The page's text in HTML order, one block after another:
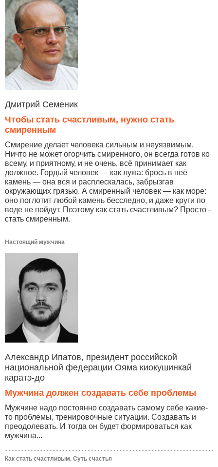
Дмитрий Семеник
Чтобы стать счастливым, нужно стать
смиренным
Смирение делает человека сильным и неуязвимым.
Ничто не может огорчить смиренного, он всегда готов ко
всему, и приятному, и не очень, всё принимает как
должное. Гордый человек — как лужа: брось в неё
камень — она вся и расплескалась, забрызгав
окружающих грязью. А смиренный человек — как море:
оно поглотит любой камень бесследно, и даже круги по
воде не пойдут. Поэтому как стать счастливым? Просто -
стать смиренным.
Настоящий мужчина
Александр Ипатов, президент российской
национальной федерации Ояма киокушинкай
каратэ-до
Мужчина должен создавать себе проблемы
Мужчине надо постоянно создавать самому себе какие-
то проблемы, тренировочные ситуации. Создавать и
преодолевать. И тогда он будет формироваться как
мужчина...
Как стать счастливым. Суть счастья